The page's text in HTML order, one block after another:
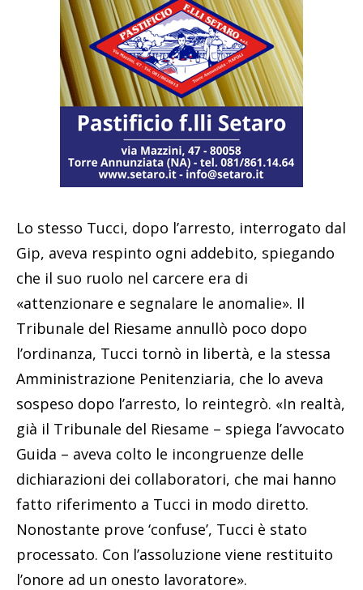
Lo stesso Tucci, dopo l’arresto, interrogato dal
Gip, aveva respinto ogni addebito, spiegando
che il suo ruolo nel carcere era di
«attenzionare e segnalare le anomalie». Il
Tribunale del Riesame annullò poco dopo
l’ordinanza, Tucci tornò in libertà, e la stessa
Amministrazione Penitenziaria, che lo aveva
sospeso dopo l’arresto, lo reintegrò. «In realtà,
già il Tribunale del Riesame – spiega l’avvocato
Guida – aveva colto le incongruenze delle
dichiarazioni dei collaboratori, che mai hanno
fatto riferimento a Tucci in modo diretto.
Nonostante prove ‘confuse’, Tucci è stato
processato. Con l’assoluzione viene restituito
l’onore ad un onesto lavoratore».